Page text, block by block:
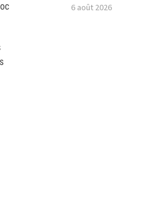
6 août 2026